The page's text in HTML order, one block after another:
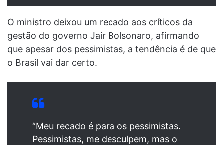
O ministro deixou um recado aos críticos da
gestão do governo Jair Bolsonaro, afirmando
que apesar dos pessimistas, a tendência é de que
o Brasil vai dar certo.
“Meu recado é para os pessimistas.
Pessimistas, me desculpem, mas o